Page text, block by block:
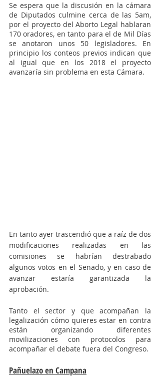
Se espera que la discusión en la cámara
de Diputados culmine cerca de las 5am,
por el proyecto del Aborto Legal hablaran
170 oradores, en tanto para el de Mil Días
se anotaron unos 50 legisladores. En
principio los conteos previos indican que
al igual que en los 2018 el proyecto
avanzaría sin problema en esta Cámara.
En tanto ayer trascendió que a raíz de dos
modificaciones realizadas en las
comisiones se habrían destrabado
algunos votos en el Senado, y en caso de
avanzar estaría garantizada la
aprobación.
Tanto el sector y que acompañan la
legalización cómo quieres estar en contra
están organizando diferentes
movilizaciones con protocolos para
acompañar el debate fuera del Congreso.
Pañuelazo en Campana